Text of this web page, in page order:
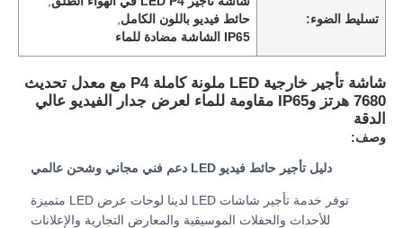
المنزل
منتجات
فيديوهات
تسليط الضوء:
حائط فيديو باللون الكامل
IP65 الشاشة مضادة للماء
شاشة تأجير خارجية LED ملونة كاملة P4 مع معدل تحديث
7680 هرتز وIP65 مقاومة للماء لعرض جدار الفيديو عالي
الدقة
وصف:
دليل تأجير حائط فيديو LED دعم فني مجاني وشحن عالمي
توفر خدمة تأجير شاشات LED لدينا لوحات عرض LED متميزة
للأحداث والحفلات الموسيقية والمعارض التجارية والإعلانات